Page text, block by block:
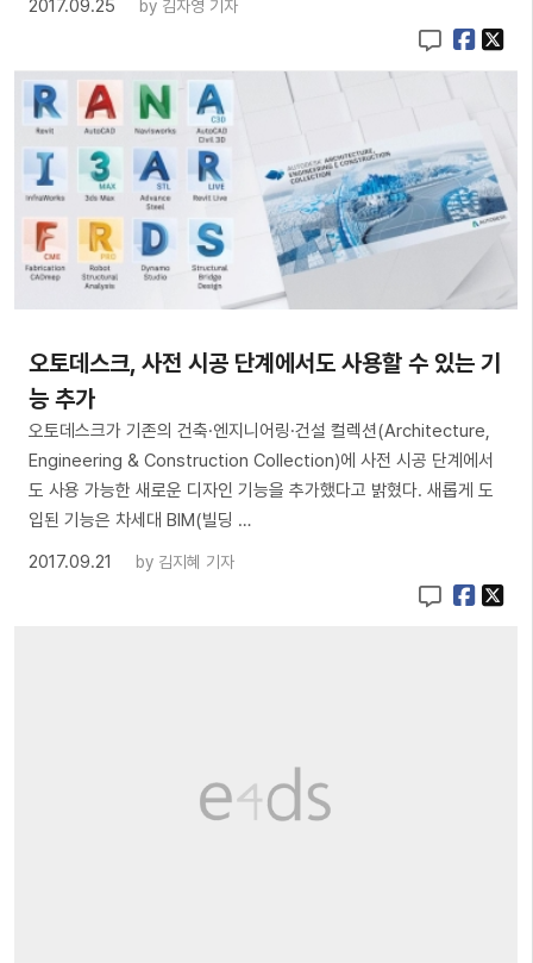
2017.09.25
by 김자영 기자
오토데스크, 사전 시공 단계에서도 사용할 수 있는 기
능 추가
오토데스크가 기존의 건축·엔지니어링·건설 컬렉션(Architecture,
Engineering & Construction Collection)에 사전 시공 단계에서
도 사용 가능한 새로운 디자인 기능을 추가했다고 밝혔다. 새롭게 도
입된 기능은 차세대 BIM(빌딩 …
2017.09.21
by 김지혜 기자